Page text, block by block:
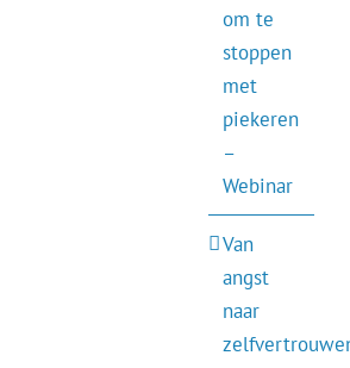
om te
stoppen
met
piekeren
–
Webinar
Van
angst
naar